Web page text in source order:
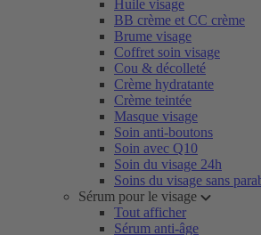
Huile visage
BB crème et CC crème
Brume visage
Coffret soin visage
Cou & décolleté
Crème hydratante
Crème teintée
Masque visage
Soin anti-boutons
Soin avec Q10
Soin du visage 24h
Soins du visage sans
Sérum pour le visage
Tout afficher
Sérum anti-âge